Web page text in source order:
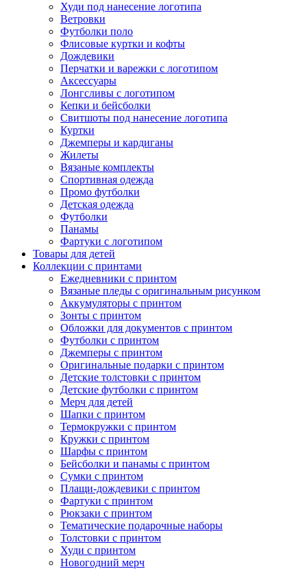
Худи под нанесение логотипа
Ветровки
Футболки поло
Флисовые куртки и кофты
Дождевики
Перчатки и варежки с логотипом
Аксессуары
Лонгсливы с логотипом
Кепки и бейсболки
Свитшоты под нанесение логотипа
Куртки
Джемперы и кардиганы
Жилеты
Вязаные комплекты
Спортивная одежда
Промо футболки
Детская одежда
Футболки
Панамы
Фартуки с логотипом
Товары для детей
Коллекции с принтами
Ежедневники с принтом
Вязаные пледы с оригинальным рисунком
Аккумуляторы с принтом
Зонты с принтом
Обложки для документов с принтом
Футболки с принтом
Джемперы с принтом
Оригинальные подарки с принтом
Детские толстовки с принтом
Детские футболки с принтом
Мерч для детей
Шапки с принтом
Термокружки с принтом
Кружки с принтом
Шарфы с принтом
Бейсболки и панамы с принтом
Сумки с принтом
Плащи-дождевики с принтом
Фартуки с принтом
Рюкзаки с принтом
Тематические подарочные наборы
Толстовки с принтом
Худи с принтом
Новогодний мерч